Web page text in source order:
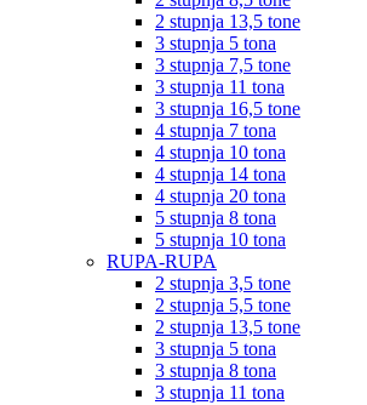
2 stupnja 13,5 tone
3 stupnja 5 tona
3 stupnja 7,5 tone
3 stupnja 11 tona
3 stupnja 16,5 tone
4 stupnja 7 tona
4 stupnja 10 tona
4 stupnja 14 tona
4 stupnja 20 tona
5 stupnja 8 tona
5 stupnja 10 tona
RUPA-RUPA
2 stupnja 3,5 tone
2 stupnja 5,5 tone
2 stupnja 13,5 tone
3 stupnja 5 tona
3 stupnja 8 tona
3 stupnja 11 tona